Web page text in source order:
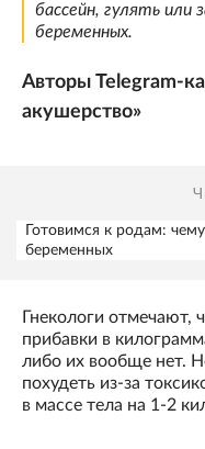
бассейн, гулять или
беременных.
Авторы Telegram-
акушерство»
Готовимся к родам:
беременных
Гнекологи отмечают,
прибавки в
либо их вообще нет.
похудеть из-за
в массе тела на 1-2